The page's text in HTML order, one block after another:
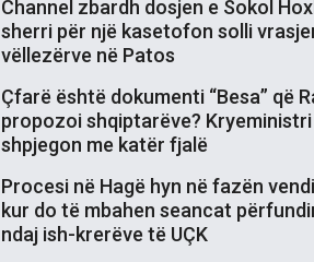
Channel zbardh dosjen e Sokol
sherri për një kasetofon solli
vëllezërve në Patos
Çfarë është dokumenti “Besa” që
propozoi shqiptarëve? Kryeministri
shpjegon me katër fjalë
Procesi në Hagë hyn në fazën
kur do të mbahen seancat
ndaj ish-krerëve të UÇK